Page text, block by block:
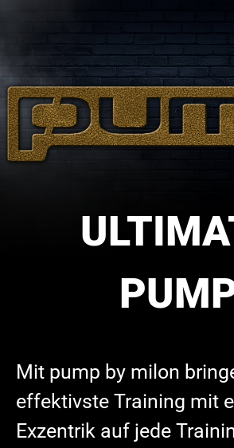
Mit pump by milon
effektivste Training mit
Exzentrik auf jede